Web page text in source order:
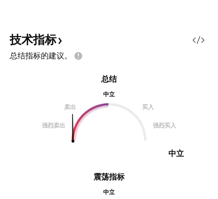
技术指标
总结指标的建议。
震荡指标
中立
总结
中立
卖出
买入
强烈卖出 强烈买入
中立